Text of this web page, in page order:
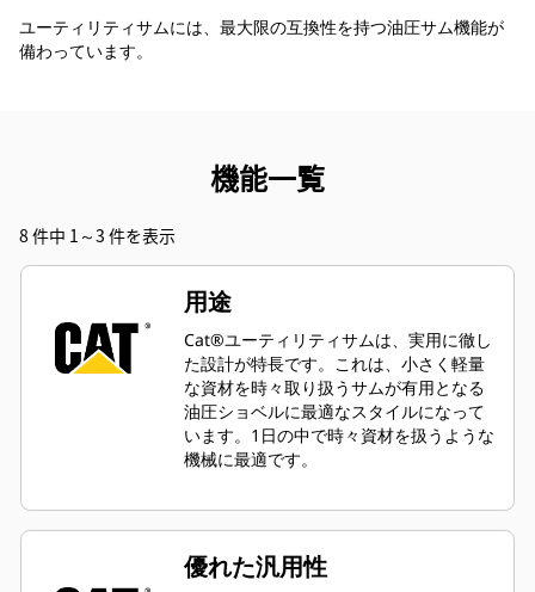
ユーティリティサムには、最大限の互換性を持つ油圧サム機能が
備わっています。
機能一覧
8 件中 1～3 件を表示
用途
Cat®ユーティリティサムは、実用に徹し
た設計が特長です。これは、小さく軽量
な資材を時々取り扱うサムが有用となる
油圧ショベルに最適なスタイルになって
います。1日の中で時々資材を扱うような
機械に最適です。
優れた汎用性